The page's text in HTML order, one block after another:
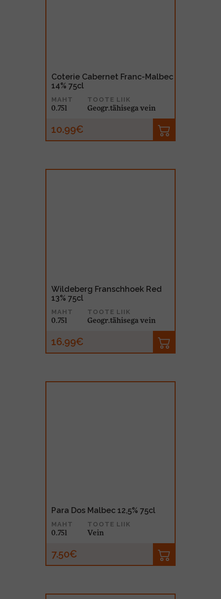
Coterie Cabernet Franc-Malbec
14% 75cl
MAHT
0.75l
TOOTE LIIK
Geogr.tähisega vein
10.99€
Wildeberg Franschhoek Red
13% 75cl
MAHT
0.75l
TOOTE LIIK
Geogr.tähisega vein
16.99€
Para Dos Malbec 12,5% 75cl
MAHT
0.75l
TOOTE LIIK
Vein
7.50€